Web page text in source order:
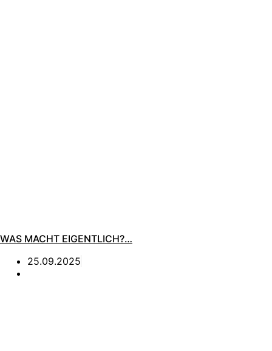
WAS MACHT EIGENTLICH?…
25.09.2025